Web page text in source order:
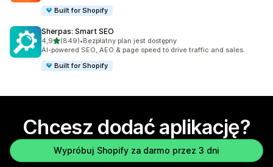
Built for Shopify
Sherpas: Smart SEO
4,9na 5 gwiazdek
(849)
Łączna liczba recenzji: 849
•Bezpłatny plan jest dostępny
AI-powered SEO, AEO & page speed to drive traffic and sales.
Built for Shopify
Chcesz dodać aplikację?
Wypróbuj Shopify za darmo przez 3 dni